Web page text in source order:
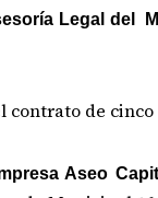
Legal del
de
Aseo